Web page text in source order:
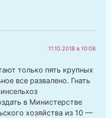
11.10.2018 в 10:08
только пять крупных
все развалено. Гнать
в Министерстве
хозяйства из 10 —